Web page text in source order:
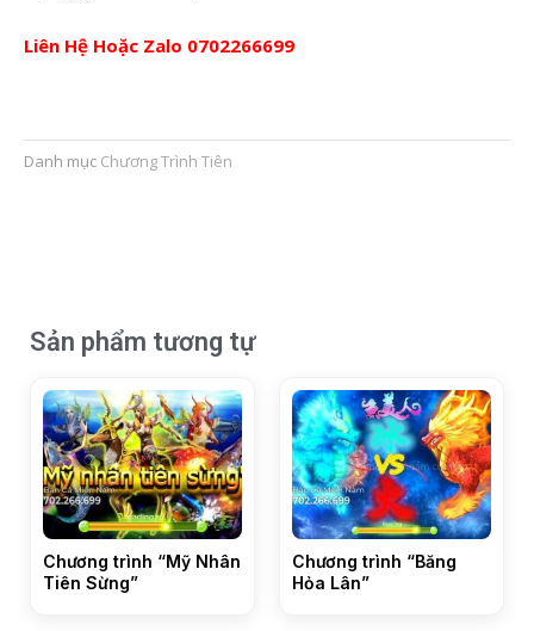
Liên Hệ Hoặc Zalo 0702266699
Danh mục Chương Trình Tiên
Sản phẩm tương tự
Chương trình “Mỹ Nhân
Tiên Sừng”
Chương trình “Băng
Hỏa Lân”